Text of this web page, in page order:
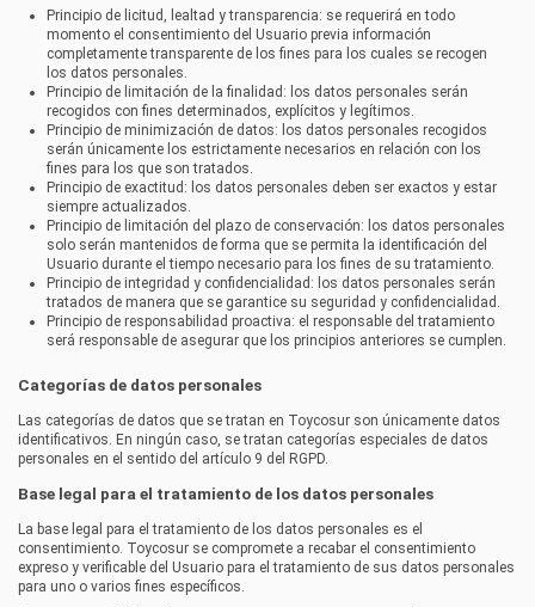
Principio de licitud, lealtad y transparencia: se requerirá en todo
momento el consentimiento del Usuario previa información
completamente transparente de los fines para los cuales se recogen
los datos personales.
Principio de limitación de la finalidad: los datos personales serán
recogidos con fines determinados, explícitos y legítimos.
Principio de minimización de datos: los datos personales recogidos
serán únicamente los estrictamente necesarios en relación con los
fines para los que son tratados.
Principio de exactitud: los datos personales deben ser exactos y estar
siempre actualizados.
Principio de limitación del plazo de conservación: los datos personales
solo serán mantenidos de forma que se permita la identificación del
Usuario durante el tiempo necesario para los fines de su tratamiento.
Principio de integridad y confidencialidad: los datos personales serán
tratados de manera que se garantice su seguridad y confidencialidad.
Principio de responsabilidad proactiva: el responsable del tratamiento
será responsable de asegurar que los principios anteriores se cumplen.
Categorías de datos personales
Las categorías de datos que se tratan en Toycosur son únicamente datos
identificativos. En ningún caso, se tratan categorías especiales de datos
personales en el sentido del artículo 9 del RGPD.
Base legal para el tratamiento de los datos personales
La base legal para el tratamiento de los datos personales es el
consentimiento. Toycosur se compromete a recabar el consentimiento
expreso y verificable del Usuario para el tratamiento de sus datos personales
para uno o varios fines específicos.